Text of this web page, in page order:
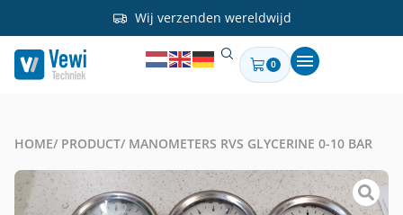
Wij verzenden wereldwijd
0
HOME/ PRODUCT/ MANOMETERS RVS GLYCERINE 0-10 BAR